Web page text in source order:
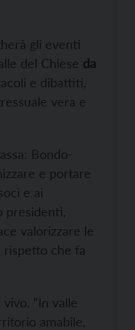
gli eventi
del Chiese da
e dibattiti,
vera e
Bondo-
e portare
e ai
presidenti,
valorizzare le
che fa
“In valle
amabile,